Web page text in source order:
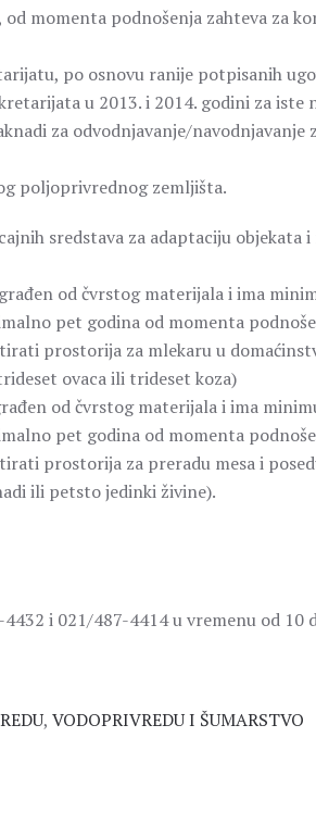
momenta podnošenja zahteva za
po osnovu ranije potpisanih
u 2013. i 2014. godini za iste
za odvodnjavanje/navodnjavanje
poljoprivrednog zemljišta.
sredstava za adaptaciju objekata
od čvrstog materijala i ima
pet godina od momenta
prostorija za mlekaru u
ovaca ili trideset koza)
od čvrstog materijala i ima
pet godina od momenta
prostorija za preradu mesa i
ili petsto jedinki živine).
i 021/487-4414 u vremenu od 10
, VODOPRIVREDU I ŠUMARSTVO